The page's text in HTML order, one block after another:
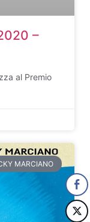
–
al Premio
MARCIANO